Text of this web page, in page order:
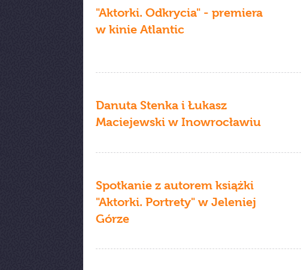
"Aktorki. Odkrycia" - premiera
w kinie Atlantic
Danuta Stenka i Łukasz
Maciejewski w Inowrocławiu
Spotkanie z autorem książki
"Aktorki. Portrety" w Jeleniej
Górze